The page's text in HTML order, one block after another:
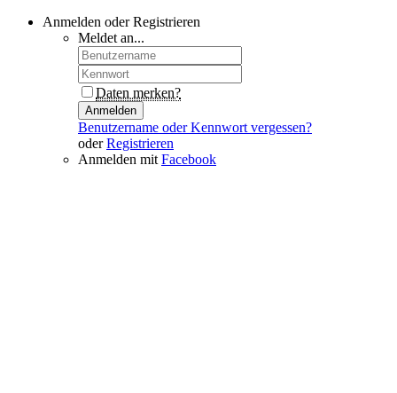
Anmelden oder Registrieren
Meldet an...
Daten merken?
Anmelden
Benutzername oder Kennwort vergessen?
oderRegistrieren
Anmelden mit Facebook